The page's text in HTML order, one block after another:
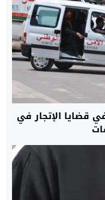
قضايا الإتجار في